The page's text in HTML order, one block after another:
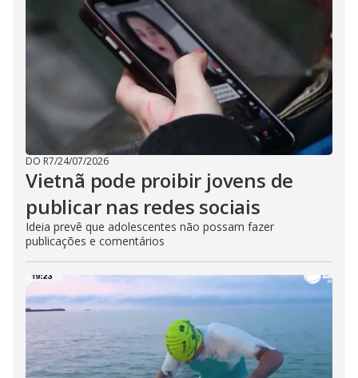
DO R7/24/07/2026
Vietnã pode proibir jovens de
publicar nas redes sociais
Ideia prevê que adolescentes não possam fazer
publicações e comentários